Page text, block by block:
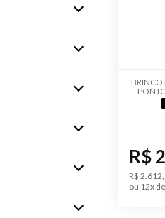
R$
ou 12x
R$